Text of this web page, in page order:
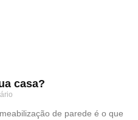
casa?
de parede é o que